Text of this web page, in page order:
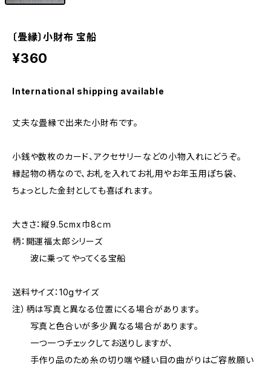
〔畳縁〕小財布 宝船
¥360
International shipping available
丈夫な畳縁で出来た小財布です。
小銭や数枚のカード、アクセサリーなどの小物入れにどうぞ。
縁起物の柄なので、お札を入れてお礼用やお年玉用ぽち袋、
ちょっとした金封としても喜ばれます。
大きさ：縦9.5cmx巾8ｃｍ
柄：開運福太郎シリーズ
波に乗ってやってくる宝船
送料サイズ：10gサイズ
注）柄は写真と異なる位置にくる場合があります。
写真と色合いが多少異なる場合があります。
一つ一つチェックしてお送りしますが、
手作り品のため糸の切り端や縫い目の曲がりはご容赦願い